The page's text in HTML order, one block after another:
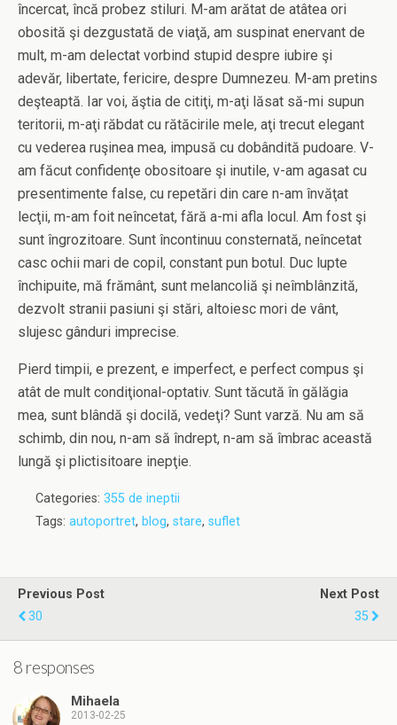
încercat, încă probez stiluri. M-am arătat de atâtea ori
obosită şi dezgustată de viaţă, am suspinat enervant de
mult, m-am delectat vorbind stupid despre iubire şi
adevăr, libertate, fericire, despre Dumnezeu. M-am pretins
deşteaptă. Iar voi, ăştia de citiţi, m-aţi lăsat să-mi supun
teritorii, m-aţi răbdat cu rătăcirile mele, aţi trecut elegant
cu vederea ruşinea mea, impusă cu dobândită pudoare. V-
am făcut confidenţe obositoare şi inutile, v-am agasat cu
presentimente false, cu repetări din care n-am învăţat
lecţii, m-am foit neîncetat, fără a-mi afla locul. Am fost şi
sunt îngrozitoare. Sunt încontinuu consternată, neîncetat
casc ochii mari de copil, constant pun botul. Duc lupte
închipuite, mă frământ, sunt melancoliă şi neîmblânzită,
dezvolt stranii pasiuni şi stări, altoiesc mori de vânt,
slujesc gânduri imprecise.
Pierd timpii, e prezent, e imperfect, e perfect compus şi
atât de mult condiţional-optativ. Sunt tăcută în gălăgia
mea, sunt blândă şi docilă, vedeţi? Sunt varză. Nu am să
schimb, din nou, n-am să îndrept, n-am să îmbrac această
lungă şi plictisitoare inepţie.
Categories: 355 de ineptii
Tags: autoportret, blog, stare, suflet
Previous Post
30
Next Post
35
8 responses
Mihaela
2013-02-25